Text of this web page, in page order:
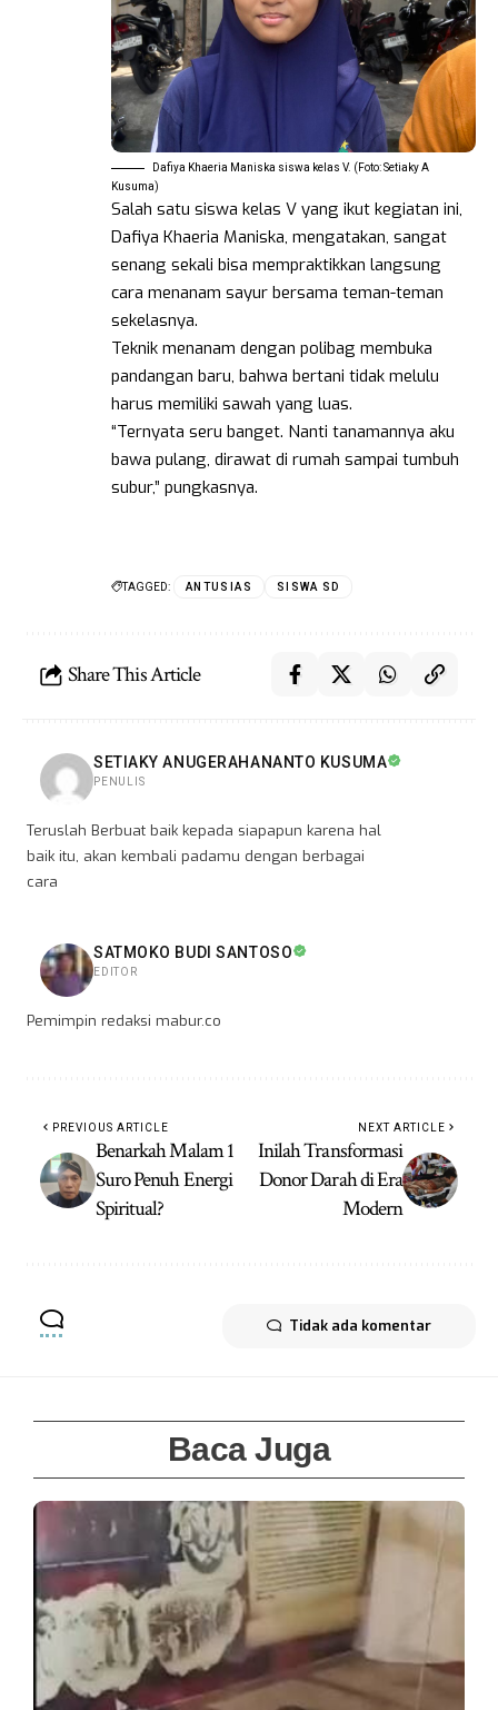
Dafiya Khaeria Maniska siswa kelas V. (Foto: Setiaky A
Kusuma)
Salah satu siswa kelas V yang ikut kegiatan ini,
Dafiya Khaeria Maniska, mengatakan, sangat
senang sekali bisa mempraktikkan langsung
cara menanam sayur bersama teman-teman
sekelasnya.
Teknik menanam dengan polibag membuka
pandangan baru, bahwa bertani tidak melulu
harus memiliki sawah yang luas.
“Ternyata seru banget. Nanti tanamannya aku
bawa pulang, dirawat di rumah sampai tumbuh
subur,” pungkasnya.
TAGGED: ANTUSIAS SISWA SD
Share This Article
SETIAKY ANUGERAHANANTO KUSUMA
PENULIS
Teruslah Berbuat baik kepada siapapun karena hal
baik itu, akan kembali padamu dengan berbagai
cara
SATMOKO BUDI SANTOSO
EDITOR
Pemimpin redaksi mabur.co
PREVIOUS ARTICLE
Benarkah Malam 1
Suro Penuh Energi
Spiritual?
NEXT ARTICLE
Inilah Transformasi
Donor Darah di Era
Modern
Tidak ada komentar
Baca Juga